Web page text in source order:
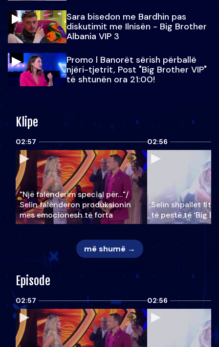
Sara bisedon me Bardhin pas
diskutimit me Ilnisën - Big Brother
Albania VIP 3
Promo l Banorët sërish përballë
njëri-tjetrit, Post "Big Brother VIP"
të shtunën ora 21:00!
Klipe
02:57
"Një falenderim special për…"/
Selin falënderon produksionin
mes emocionesh të forta
02:56
Selin shpallet
të pestë të ‘Big
më shumë →
Episode
02:57 02:56